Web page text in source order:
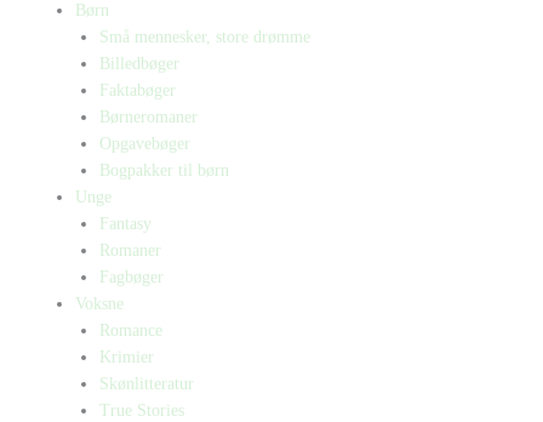
Børn
Små mennesker, store drømme
Billedbøger
Faktabøger
Børneromaner
Opgavebøger
Bogpakker til børn
Unge
Fantasy
Romaner
Fagbøger
Voksne
Romance
Krimier
Skønlitteratur
True Stories